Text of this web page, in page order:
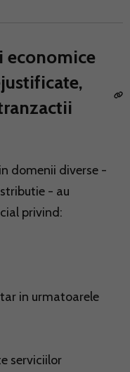
economice
domenii diverse -
- au
privind:
in urmatoarele
serviciilor